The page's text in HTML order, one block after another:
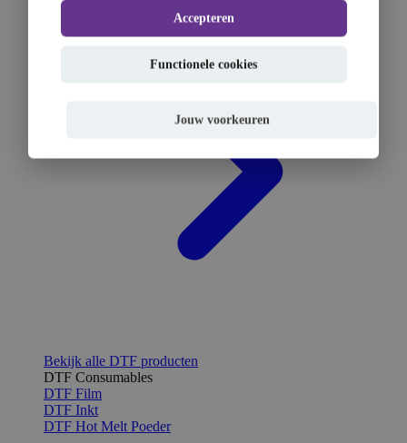
Bekijk alle DTF producten
DTF Consumables
DTF Film
DTF Inkt
DTF Hot Melt Poeder
Accepteren
Functionele cookies
Jouw voorkeuren